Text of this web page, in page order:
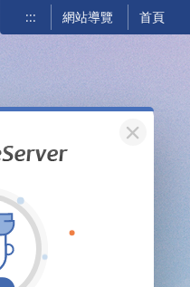
::: 網站導覽 首頁
關閉